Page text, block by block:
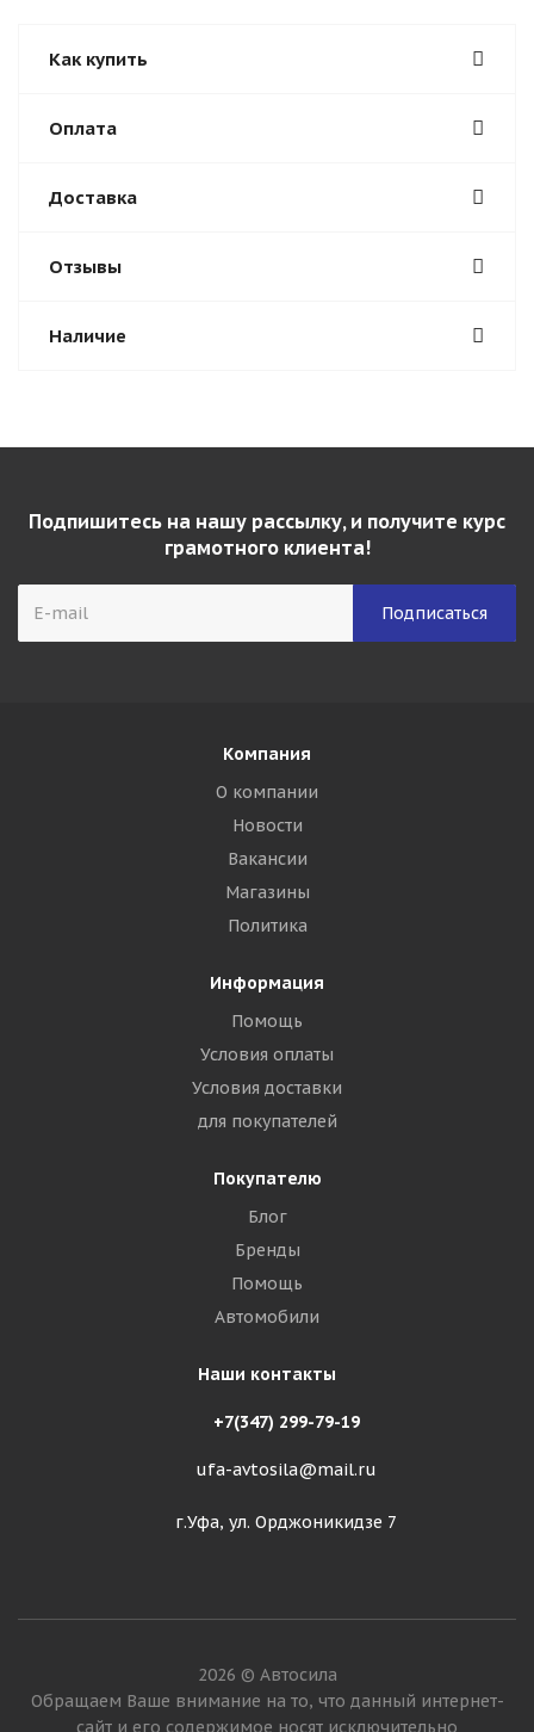
Как купить
Оплата
Доставка
Отзывы
Наличие
Подпишитесь на нашу рассылку, и получите курс
грамотного клиента!
Компания
О компании
Новости
Вакансии
Магазины
Политика
Информация
Помощь
Условия оплаты
Условия доставки
для покупателей
Покупателю
Блог
Бренды
Помощь
Автомобили
Наши контакты
+7(347) 299-79-19
ufa-avtosila@mail.ru
г.Уфа, ул. Орджоникидзе 7
2026 © Автосила
Обращаем Ваше внимание на то, что данный интернет-
сайт и его содержимое носят исключительно